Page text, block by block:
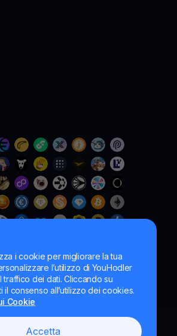
i cookie per migliorare la tua
l’utilizzo di YouHodler
traffico dei dati. Cliccando su
il consenso all’utilizzo dei cookies.
Cookie
Accetta